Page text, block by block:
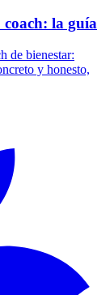
coach: la guía
de bienestar:
y honesto,